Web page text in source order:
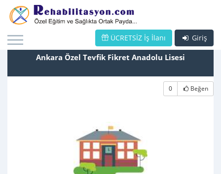
Giriş
ÜCRETSİZ İş İlanı
Ankara Özel Tevfik Fikret Anadolu Lisesi
0 Beğen